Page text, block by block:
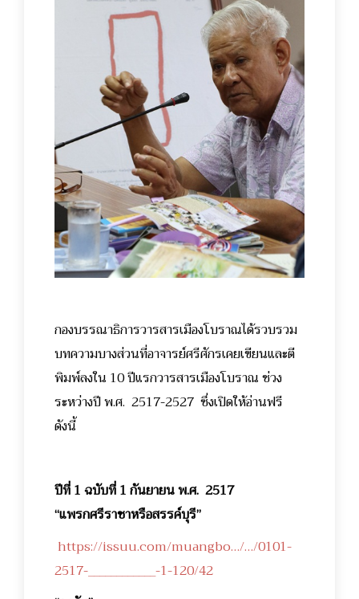
กองบรรณาธิการวารสารเมืองโบราณได้รวบรวม
บทความบางส่วนที่อาจารย์ศรีศักรเคยเขียนและตี
พิมพ์ลงใน 10 ปีแรกวารสารเมืองโบราณ ช่วง
ระหว่างปี พ.ศ. 2517-2527 ซึ่งเปิดให้อ่านฟรี
ดังนี้
ปีที่ 1 ฉบับที่ 1 กันยายน พ.ศ. 2517
“แพรกศรีราชาหรือสรรค์บุรี”
https://issuu.com/muangbo…/…/0101-
2517-____________-1-120/42